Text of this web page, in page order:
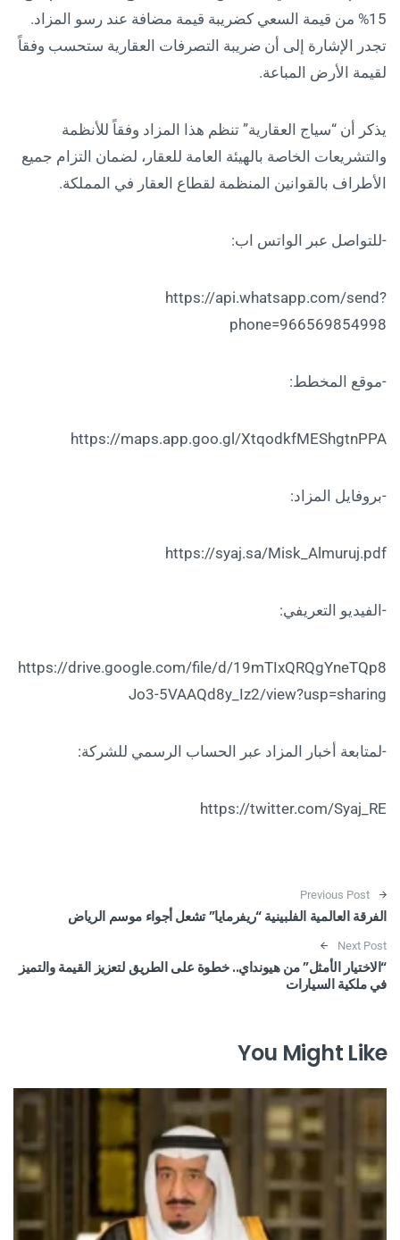
15% من قيمة السعي كضريبة قيمة مضافة عند رسو المزاد.
تجدر الإشارة إلى أن ضريبة التصرفات العقارية ستحسب وفقاً
لقيمة الأرض المباعة.
يذكر أن “سياج العقارية” تنظم هذا المزاد وفقاً للأنظمة
والتشريعات الخاصة بالهيئة العامة للعقار، لضمان التزام جميع
الأطراف بالقوانين المنظمة لقطاع العقار في المملكة.
-للتواصل عبر الواتس اب:
https://api.whatsapp.com/send?
phone=966569854998
-موقع المخطط:
https://maps.app.goo.gl/XtqodkfMEShgtnPPA
-بروفايل المزاد:
https://syaj.sa/Misk_Almuruj.pdf
-الفيديو التعريفي:
https://drive.google.com/file/d/19mTIxQRQgYneTQp8
Jo3-5VAAQd8y_Iz2/view?usp=sharing
-لمتابعة أخبار المزاد عبر الحساب الرسمي للشركة:
https://twitter.com/Syaj_RE
Post navigation
Previous Post
الفرقة العالمية الفلبينية “ريفرمايا” تشعل أجواء موسم الرياض
Next Post
“الاختيار الأمثل” من هيونداي.. خطوة على الطريق لتعزيز القيمة والتميز
في ملكية السيارات
You Might Like